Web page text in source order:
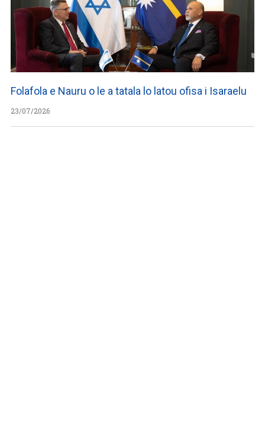
Folafola e Nauru o le a tatala lo latou ofisa i Isaraelu
23/07/2026